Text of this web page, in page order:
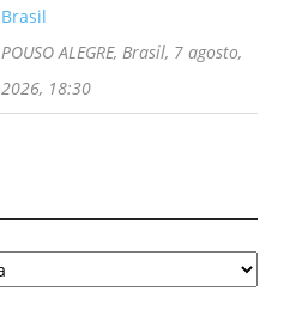
Brasil
POUSO ALEGRE, Brasil, 7 agosto,
2026, 18:30